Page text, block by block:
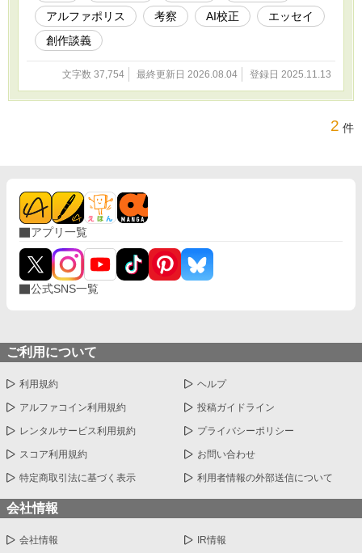
アルファポリス
考察 AI校正
エッセイ
創作談義
文字数 37,754 最終更新日 2026.08.04 登録日 2025.11.13
2 件
アプリ一覧
公式SNS一覧
ご利用について
利用規約 ヘルプ
アルファコイン利用規約 投稿ガイドライン
レンタルサービス利用規約 プライバシーポリシー
スコア利用規約 お問い合わせ
特定商取引法に基づく表示 利用者情報の外部送信について
会社情報
会社情報 IR情報